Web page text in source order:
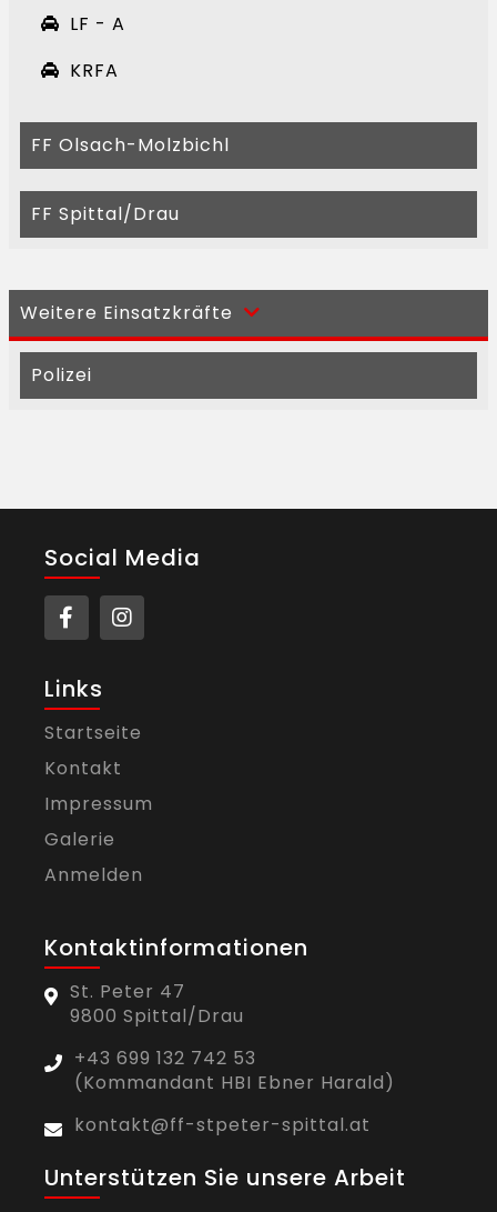
LF - A
KRFA
FF Olsach-Molzbichl
FF Spittal/Drau
Weitere Einsatzkräfte
Polizei
Social Media
Links
Startseite
Kontakt
Impressum
Galerie
Anmelden
Kontaktinformationen
St. Peter 47
9800 Spittal/Drau
+43 699 132 742 53
(Kommandant HBI Ebner Harald)
kontakt@ff-stpeter-spittal.at
Unterstützen Sie unsere Arbeit